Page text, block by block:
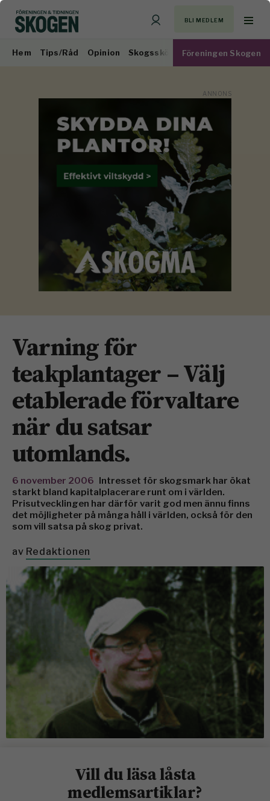
BLI MEDLEM
Hem Tips/Råd Opinion Skogsskötsel Virkesmarknad
Föreningen Skogen
Varning för
teakplantager – Välj
etablerade förvaltare
när du satsar
utomlands.
6 november 2006 Intresset för skogsmark har ökat
starkt bland kapitalplacerare runt om i världen.
Prisutvecklingen har därför varit god men ännu finns
det möjligheter på många håll i världen, också för den
som vill satsa på skog privat.
av Redaktionen
Vill du läsa låsta
medlemsartiklar?